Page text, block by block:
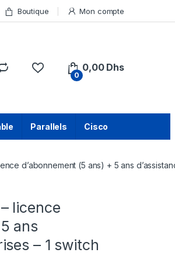
Boutique Mon compte
0
0,00 Dhs
Parallels Cisco
d’abonnement (5 ans) + 5 ans
licence
ans
– 1 switch